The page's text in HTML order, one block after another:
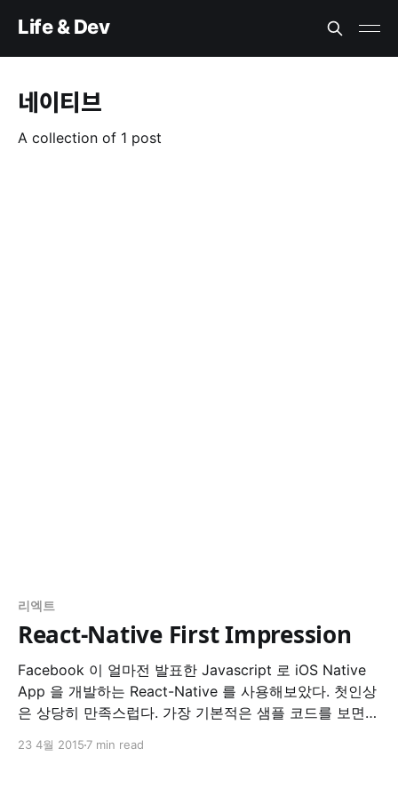
Life & Dev
네이티브
A collection of 1 post
리엑트
React-Native First Impression
Facebook 이 얼마전 발표한 Javascript 로 iOS Native
App 을 개발하는 React-Native 를 사용해보았다. 첫인상
은 상당히 만족스럽다. 가장 기본적은 샘플 코드를 보면서
으로 만들면 [프로젝트명] 폴더가 생성되는데 xcode 로
23 4월 2015 7 min read